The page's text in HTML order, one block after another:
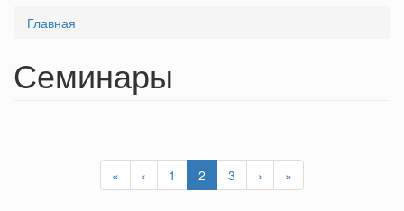
Вы
Главная
Семинары
« ‹ 1 2 3 › »